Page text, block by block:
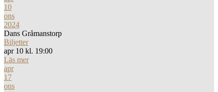
10
ons
2024
Dans Gråmanstorp
Biljetter
apr 10 kl. 19:00
Läs mer
apr
17
ons